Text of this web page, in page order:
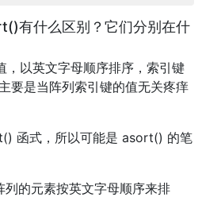
有什么区别？它们分别在什
以英文字母顺序排序，索引键
要是当阵列索引键的值无关疼痒
函式，所以可能是 asort() 的笔
的元素按英文字母顺序来排